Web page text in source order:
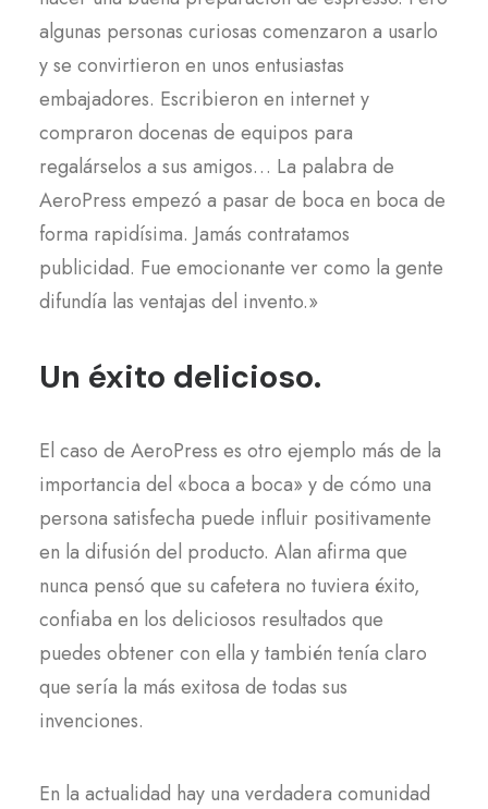
algunas personas curiosas comenzaron a usarlo
y se convirtieron en unos entusiastas
embajadores. Escribieron en internet y
compraron docenas de equipos para
regalárselos a sus amigos… La palabra de
AeroPress empezó a pasar de boca en boca de
forma rapidísima. Jamás contratamos
publicidad. Fue emocionante ver como la gente
difundía las ventajas del invento.»
Un éxito delicioso.
El caso de AeroPress es otro ejemplo más de la
importancia del «boca a boca» y de cómo una
persona satisfecha puede influir positivamente
en la difusión del producto. Alan afirma que
nunca pensó que su cafetera no tuviera éxito,
confiaba en los deliciosos resultados que
puedes obtener con ella y también tenía claro
que sería la más exitosa de todas sus
invenciones.
En la actualidad hay una verdadera comunidad